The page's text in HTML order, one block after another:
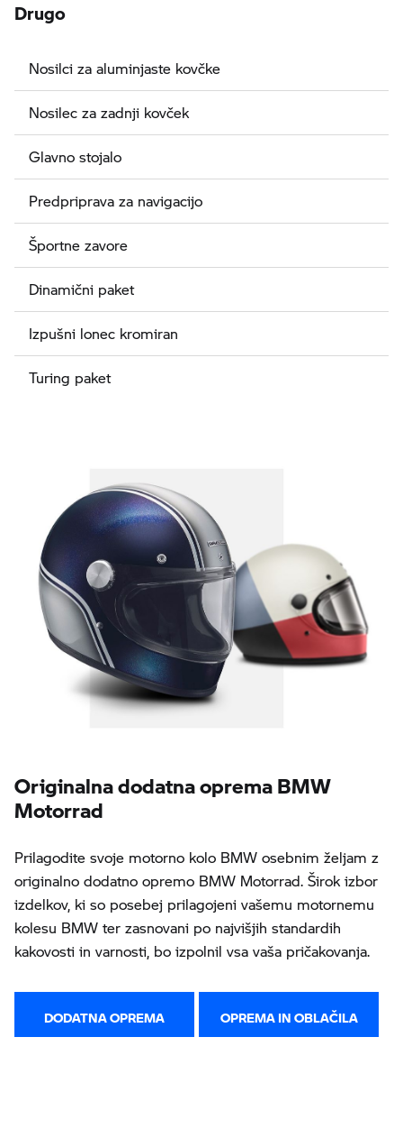
Drugo
Nosilci za aluminjaste kovčke
Nosilec za zadnji kovček
Glavno stojalo
Predpriprava za navigacijo
Športne zavore
Dinamični paket
Izpušni lonec kromiran
Turing paket
Originalna dodatna oprema BMW
Motorrad
Prilagodite svoje motorno kolo BMW osebnim željam z
originalno dodatno opremo BMW Motorrad. Širok izbor
izdelkov, ki so posebej prilagojeni vašemu motornemu
kolesu BMW ter zasnovani po najvišjih standardih
kakovosti in varnosti, bo izpolnil vsa vaša pričakovanja.
DODATNA OPREMA OPREMA IN OBLAČILA